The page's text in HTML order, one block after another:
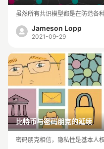
虽然所有共识模型都是在防范各
Jameson Lopp
2021-09-29
比特币与密码朋克的延续
密码朋克相信，隐私性是基本人权